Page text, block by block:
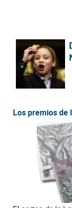
Los premios de